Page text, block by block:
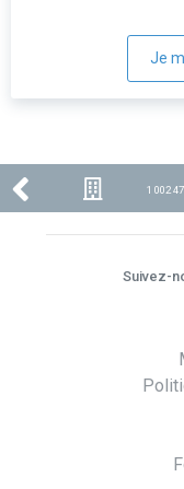
Je
1 002
Suivez-